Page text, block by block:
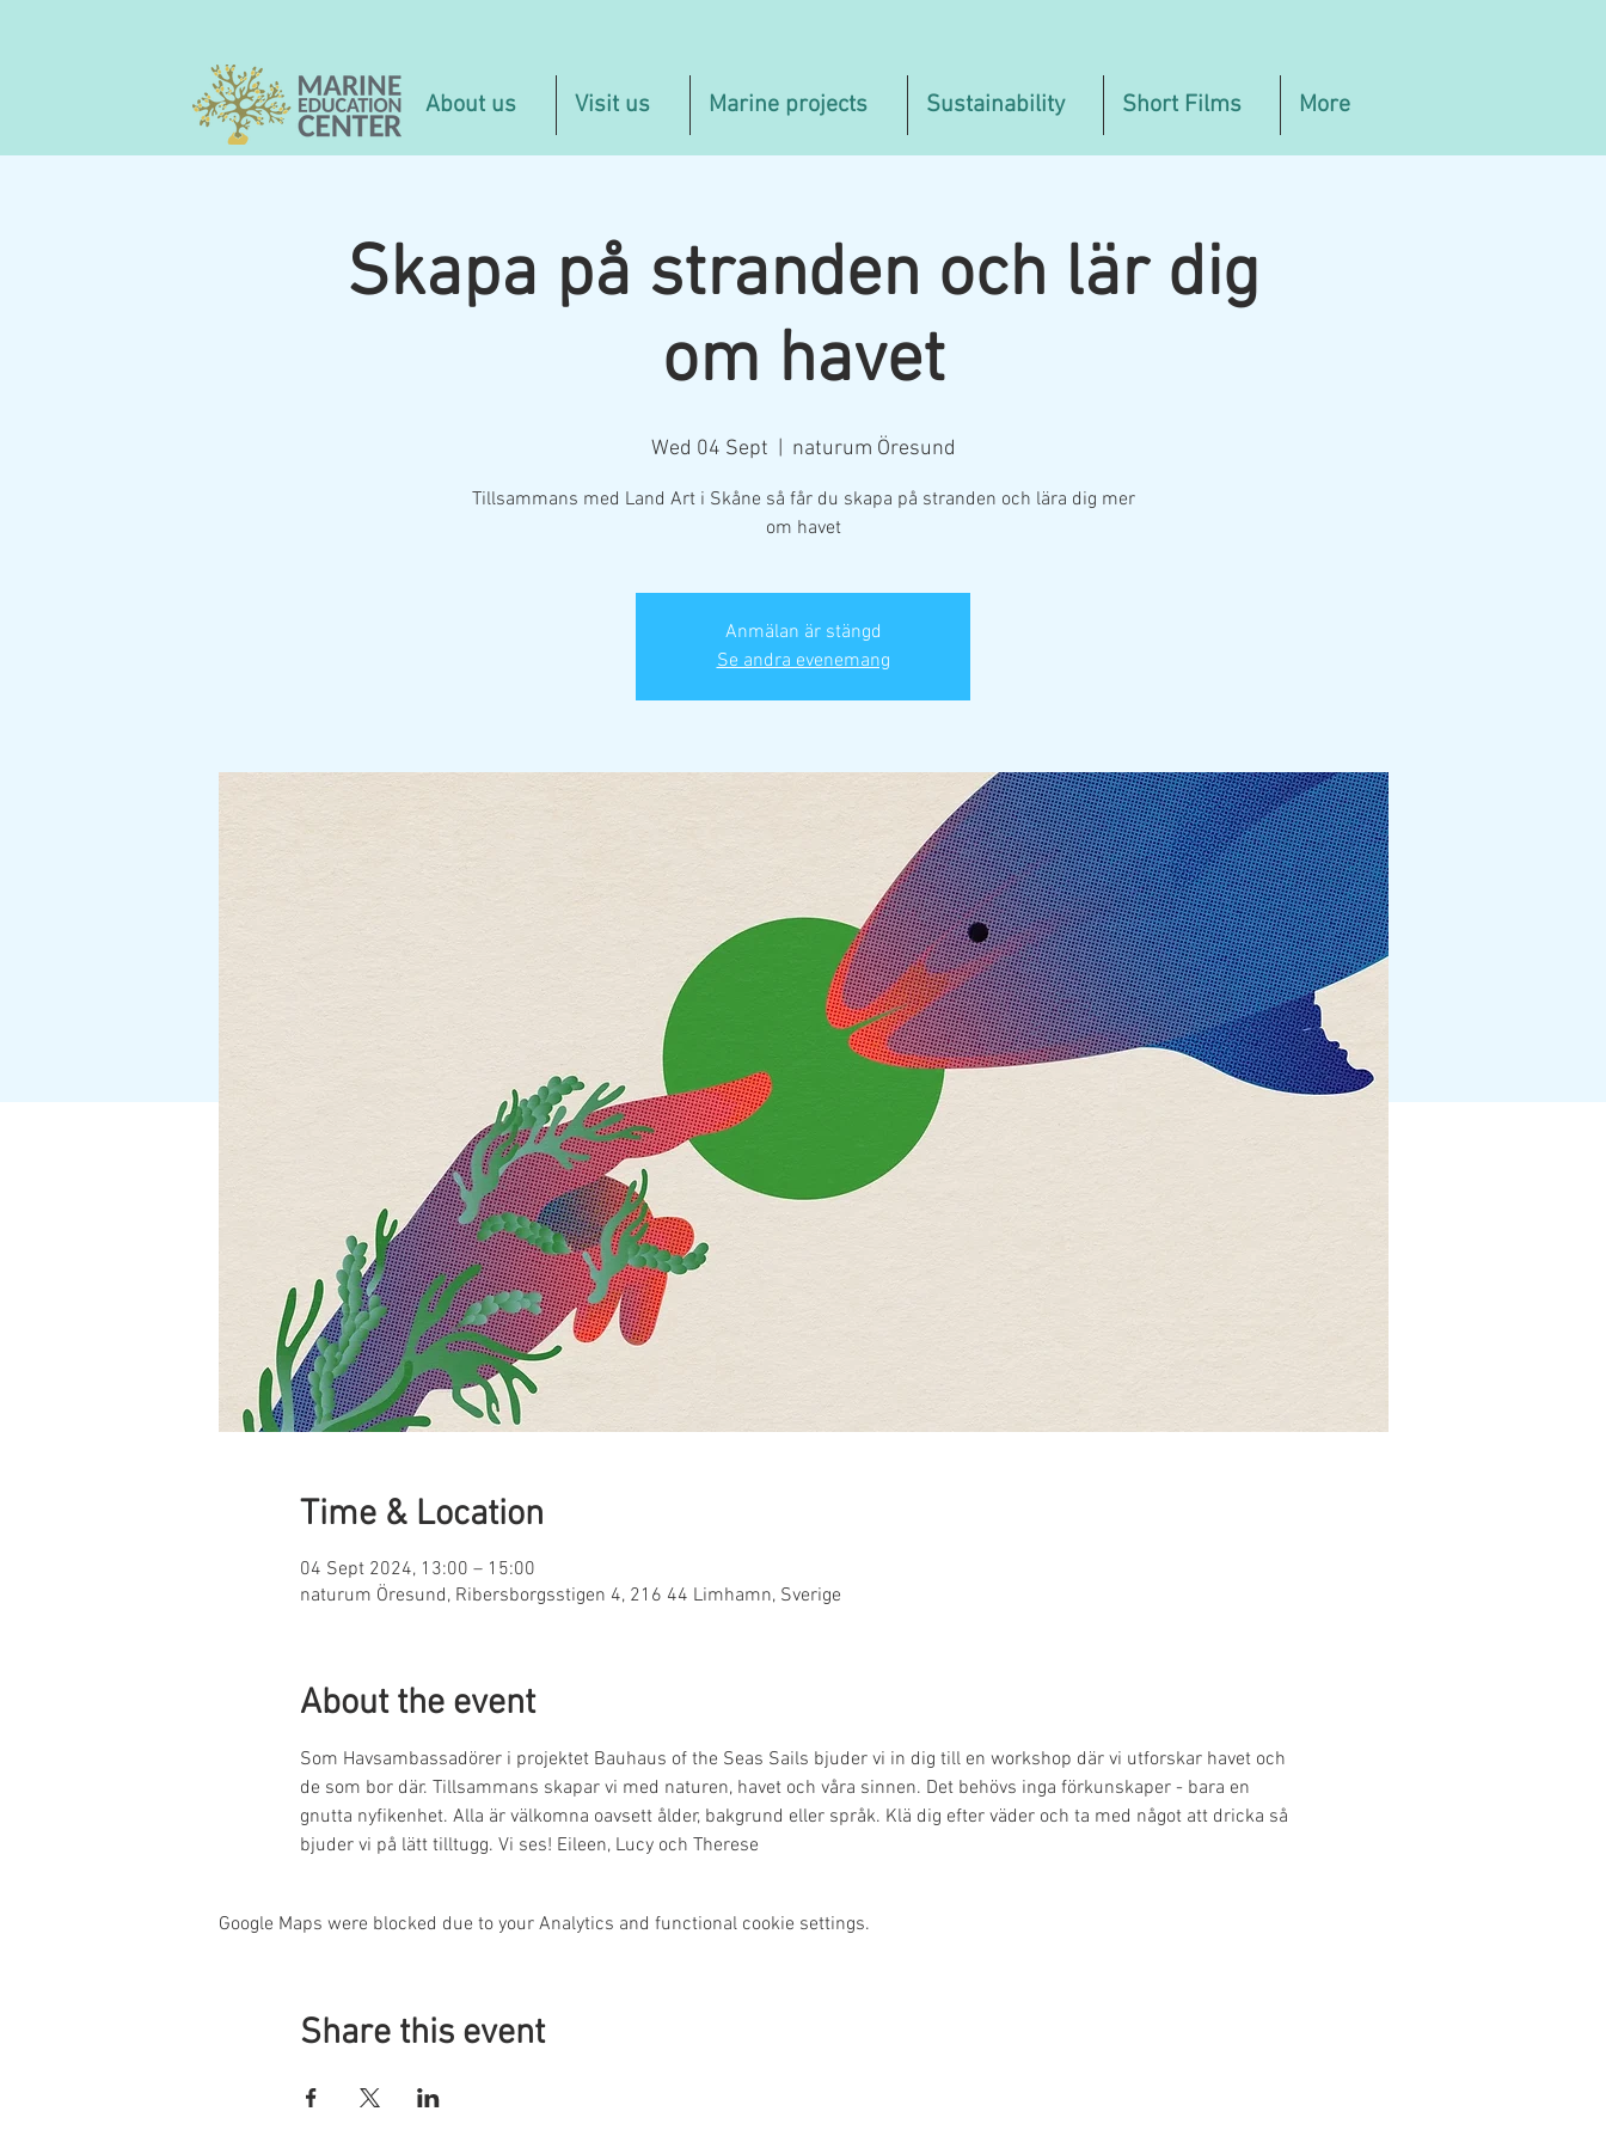
About us Visit us Marine projects Sustainability Short Films More
Skapa på stranden och lär dig
om havet
Wed 04 Sept naturum Öresund
Tillsammans med Land Art i Skåne så får du skapa på stranden och lära dig mer
om havet
Anmälan är stängd
Se andra evenemang
Time & Location
04 Sept 2024, 13:00 – 15:00
naturum Öresund, Ribersborgsstigen 4, 216 44 Limhamn, Sverige
About the event
Som Havsambassadörer i projektet Bauhaus of the Seas Sails bjuder vi in dig till en workshop där vi utforskar havet och
de som bor där. Tillsammans skapar vi med naturen, havet och våra sinnen. Det behövs inga förkunskaper - bara en
gnutta nyfikenhet. Alla är välkomna oavsett ålder, bakgrund eller språk. Klä dig efter väder och ta med något att dricka så
bjuder vi på lätt tilltugg. Vi ses! Eileen, Lucy och Therese
Google Maps were blocked due to your Analytics and functional cookie settings.
Share this event